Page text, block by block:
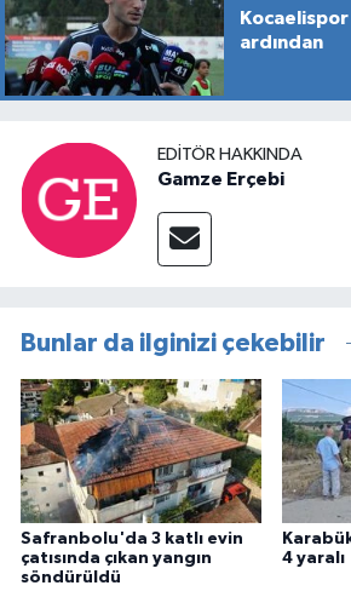
Kocaelispor
ardından
EDITÖR HAKKINDA
Gamze Erçebi
Bunlar da ilginizi çekebilir
Safranbolu'da 3 katlı evin
çatısında çıkan yangın
söndürüldü
4 yaralı